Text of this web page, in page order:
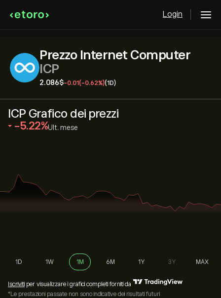
Login
Prezzo Internet Computer
ICP
2.086‎$‎-0.01 (-0.62%)(1D)
ICP Grafico dei prezzi
‎-5.22‎ Ult. mese
1D 1W 1M 6M 1Y 3Y MAX
Iscriviti per visualizzare i grafici completi forniti da
*Le prestazioni passate non sono indicative dei risultati futuri